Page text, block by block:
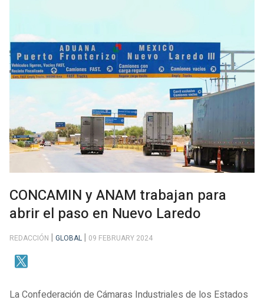
CONCAMIN y ANAM trabajan para
abrir el paso en Nuevo Laredo
REDACCIÓN GLOBAL 09 FEBRUARY 2024
La Confederación de Cámaras Industriales de los Estados